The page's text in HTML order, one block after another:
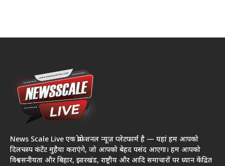
News Scale Live एक प्रोफेशनल न्यूज़ प्लेटफार्म है — यहां हम आपको
दिलचस्प कंटेंट मुहैया कराएंगे, जो आपको बेहद पसंद आएगा। हम आपको
विश्वसनीयता और बिहार, झारखंड, राष्ट्रीय और आदि समाचारों पर ध्यान केंद्रित